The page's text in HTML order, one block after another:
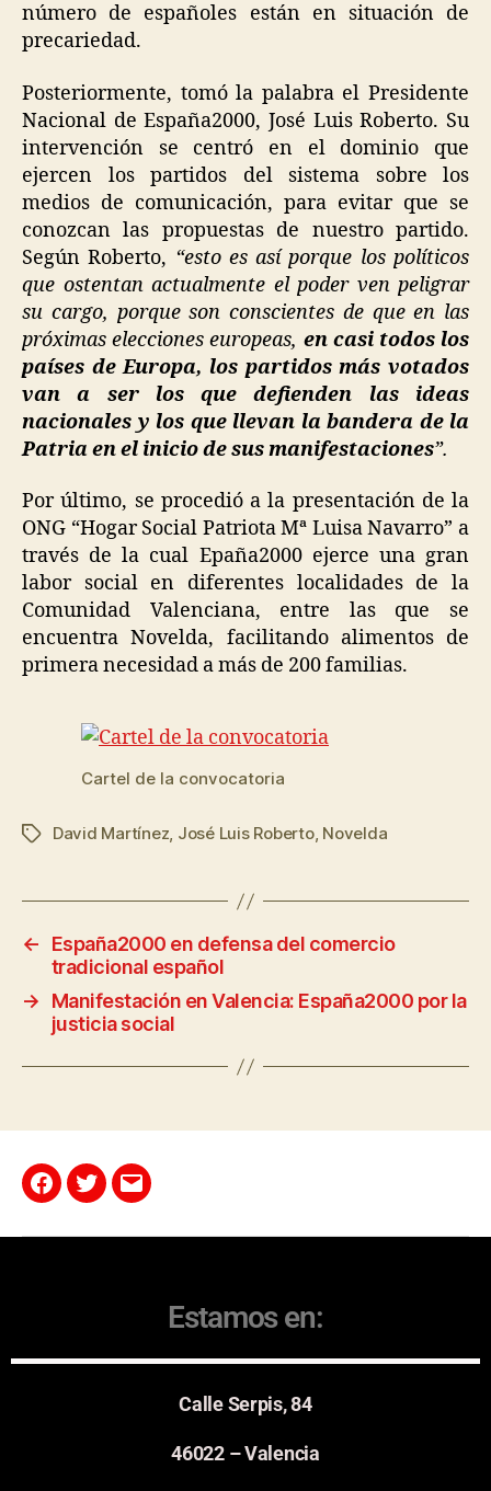
número de españoles están en situación de
precariedad.
Posteriormente, tomó la palabra el Presidente
Nacional de España2000, José Luis Roberto. Su
intervención se centró en el dominio que
ejercen los partidos del sistema sobre los
medios de comunicación, para evitar que se
conozcan las propuestas de nuestro partido.
Según Roberto, “esto es así porque los políticos
que ostentan actualmente el poder ven peligrar
su cargo, porque son conscientes de que en las
próximas elecciones europeas, en casi todos los
países de Europa, los partidos más votados
van a ser los que defienden las ideas
nacionales y los que llevan la bandera de la
Patria en el inicio de sus manifestaciones”.
Por último, se procedió a la presentación de la
ONG “Hogar Social Patriota Mª Luisa Navarro” a
través de la cual Epaña2000 ejerce una gran
labor social en diferentes localidades de la
Comunidad Valenciana, entre las que se
encuentra Novelda, facilitando alimentos de
primera necesidad a más de 200 familias.
Cartel de la convocatoria
David Martínez, José Luis Roberto, Novelda
←
España2000 en defensa del comercio
tradicional español
→
Manifestación en Valencia: España2000 por la
justicia social
Estamos en:
Calle Serpis, 84
46022 – Valencia